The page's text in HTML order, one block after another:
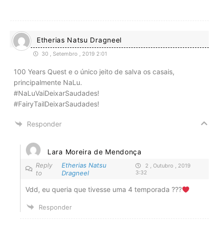
Etherias Natsu Dragneel
30 , Setembro , 2019 2:01
100 Years Quest e o único jeito de salva os casais,
principalmente NaLu.
#NaLuVaiDeixarSaudades!
#FairyTailDeixarSaudades!
Responder
Lara Moreira de Mendonça
Reply
to
Etherias Natsu
Dragneel
2 , Outubro , 2019
3:32
Vdd, eu queria que tivesse uma 4 temporada ???
Responder